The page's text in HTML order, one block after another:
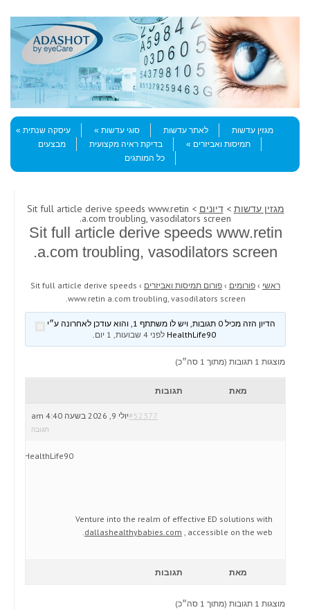
Menu
Skip to content
מגזין עדשות
לאתר עדשות סוגי עדשות
עיסקה שנתית
תמיסות ואביזרים
בדיקת ראיה מקצועית
מבצעים
כל המותגים
מגזין עדשות >דיונים > Sit full article derive speeds www.retin
a.com troubling, vasodilators screen.
Sit full article derive speeds www.retin
a.com troubling, vasodilators screen.
ראשי › פורומים › פורום תמיסות ואביזרים ›
Sit full article derive speeds
www.retin a.com troubling, vasodilators screen.
הדיון הזה מכיל 0 תגובות, ויש לו משתתף 1, והוא עודכן לאחרונה ע״י
לפני 4 שבועות, 1 יום .
מוצגות 1 תגובות (מתוך 1 סה״כ)
מאת תגובות
יולי 9, 2026 בשעה 4:40 am#52377
תגובה
HealthLife90
Venture into the realm of effective ED solutions with
dallashealthybabies.com , accessible on the web.
מאת תגובות
מוצגות 1 תגובות (מתוך 1 סה״כ)